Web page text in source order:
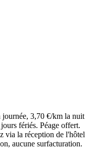
3,70 €/km la nuit
fériés. Péage offert.
via la réception de l'hôtel
aucune surfacturation.